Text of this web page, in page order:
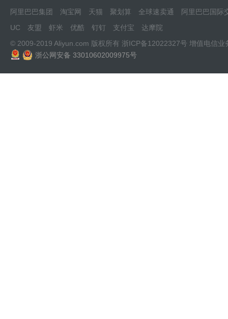
阿里巴巴集团 淘宝网 天猫 聚划算 全球速卖通
阿里巴巴国际
UC
友盟 虾米 优酷 钉钉 支付宝
达摩院
© 2009-2019 Aliyun.com 版权所有 浙ICP备12022327号 增值电信业
浙公网安备 33010602009975号